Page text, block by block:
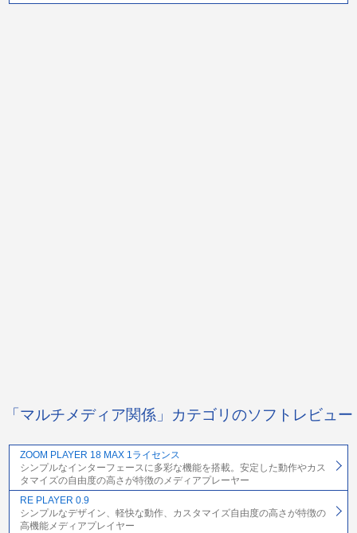
「マルチメディア関係」カテゴリのソフトレビュー
ZOOM PLAYER 18 MAX 1ライセンス
シンプルなインターフェースに多彩な機能を搭載。安定した動作やカス
タマイズの自由度の高さが特徴のメディアプレーヤー
RE PLAYER 0.9
シンプルなデザイン、軽快な動作、カスタマイズ自由度の高さが特徴の
高機能メディアプレイヤー